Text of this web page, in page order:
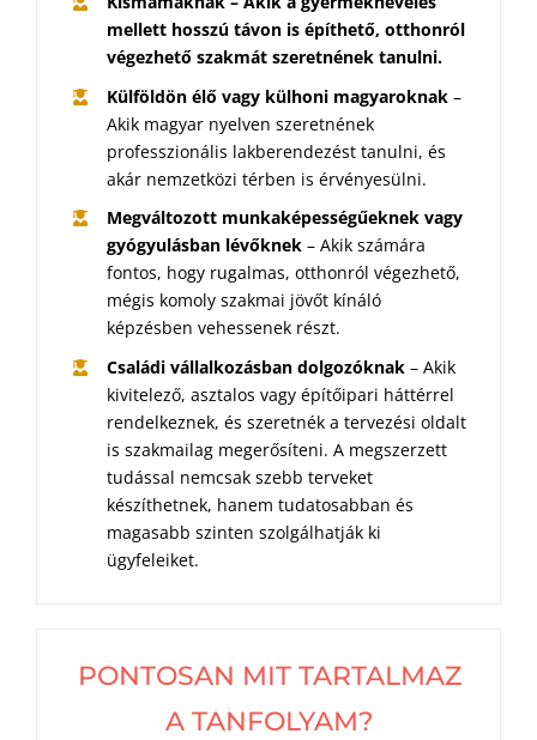
mellett hosszú távon is építhető, otthonról
végezhető szakmát szeretnének tanulni.
Külföldön élő vagy külhoni magyaroknak–
Akik magyar nyelven szeretnének
professzionális lakberendezést tanulni, és
akár nemzetközi térben is érvényesülni.
Megváltozott munkaképességűeknek vagy
gyógyulásban lévőknek– Akik számára
fontos, hogy rugalmas, otthonról végezhető,
mégis komoly szakmai jövőt kínáló
képzésben vehessenek részt.
Családi vállalkozásban dolgozóknak– Akik
kivitelező, asztalos vagy építőipari háttérrel
rendelkeznek, és szeretnék a tervezési oldalt
is szakmailag megerősíteni. A megszerzett
tudással nemcsak szebb terveket
készíthetnek, hanem tudatosabban és
magasabb szinten szolgálhatják ki
ügyfeleiket.
PONTOSAN MIT TARTALMAZ
A TANFOLYAM?